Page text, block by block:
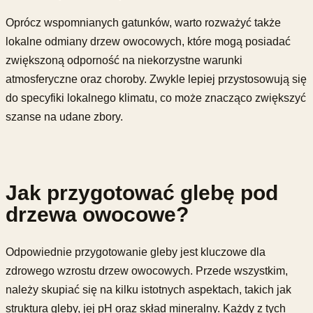
Oprócz wspomnianych gatunków, warto rozważyć także
lokalne odmiany drzew owocowych, które mogą posiadać
zwiększoną odporność na niekorzystne warunki
atmosferyczne oraz choroby. Zwykle lepiej przystosowują się
do specyfiki lokalnego klimatu, co może znacząco zwiększyć
szanse na udane zbory.
Jak przygotować glebę pod
drzewa owocowe?
Odpowiednie przygotowanie gleby jest kluczowe dla
zdrowego wzrostu drzew owocowych. Przede wszystkim,
należy skupiać się na kilku istotnych aspektach, takich jak
struktura gleby, jej pH oraz skład mineralny. Każdy z tych